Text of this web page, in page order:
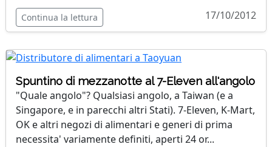
Continua la lettura 17/10/2012
Spuntino di mezzanotte al 7-Eleven all'angolo
"Quale angolo"? Qualsiasi angolo, a Taiwan (e a
Singapore, e in parecchi altri Stati). 7-Eleven, K-Mart,
OK e altri negozi di alimentari e generi di prima
necessita' variamente definiti, aperti 24 or...